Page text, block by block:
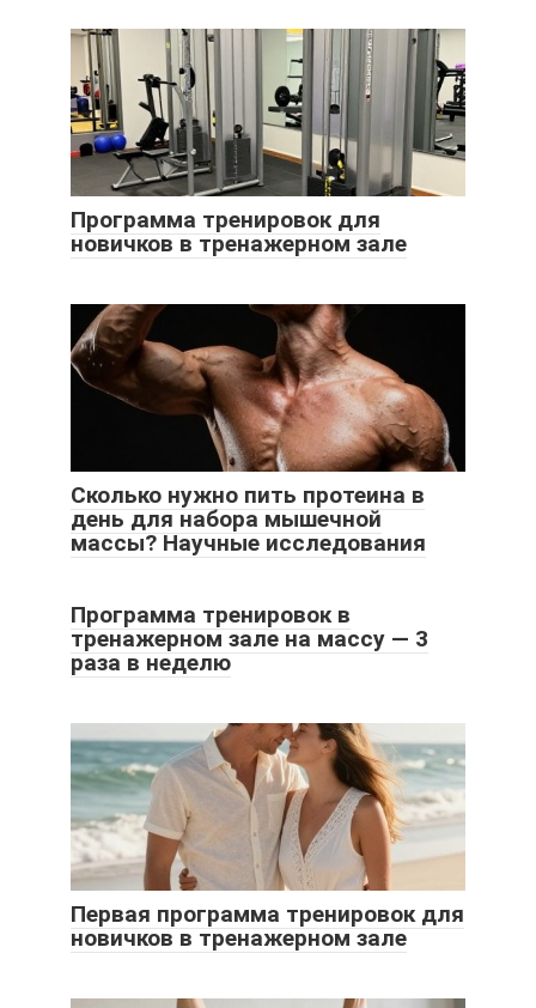
Программа тренировок для
новичков в тренажерном зале
Сколько нужно пить протеина в
день для набора мышечной
массы? Научные исследования
Программа тренировок в
тренажерном зале на массу — 3
раза в неделю
Первая программа тренировок для
новичков в тренажерном зале